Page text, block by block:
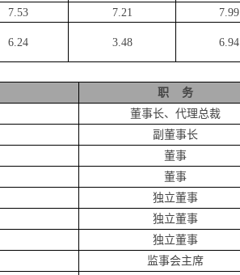
7.53 7.21
7.99
6.24 3.48 6.94
职 务
董事长、 代理总裁
副董事长
董事
董事
独立董事
独立董事
独立董事
监事会主席